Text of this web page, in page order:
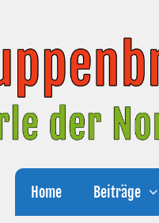
Home Beiträge